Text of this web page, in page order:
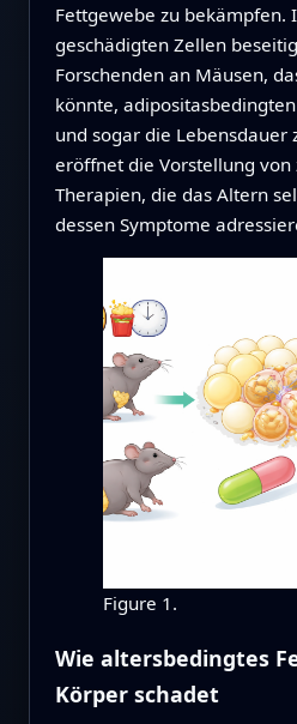
Fettgewebe zu bekämpfen.
geschädigten Zellen
Forschenden an Mäusen,
könnte,
und sogar die Lebensdauer
eröffnet die Vorstellung von
Therapien, die das Altern
dessen Symptome
Figure 1.
Wie altersbedingtes
Körper schadet